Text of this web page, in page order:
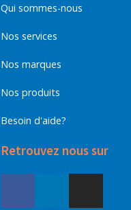
Qui sommes-nous
Nos services
Nos marques
Nos produits
Besoin d'aide?
Retrouvez nous sur